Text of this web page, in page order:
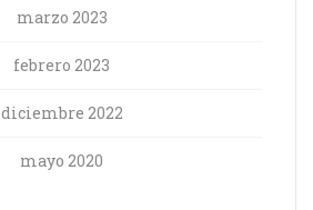
marzo 2023
febrero 2023
diciembre 2022
mayo 2020